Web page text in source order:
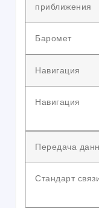
приближения
Баромет
Навигация
Навигация
Передача
Стандарт